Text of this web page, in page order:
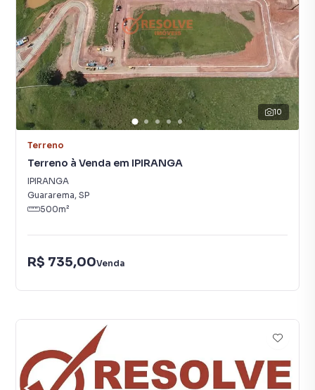
10
Terreno
Terreno à Venda em IPIRANGA
IPIRANGA
Guararema, SP
500m²
R$ 735,00Venda